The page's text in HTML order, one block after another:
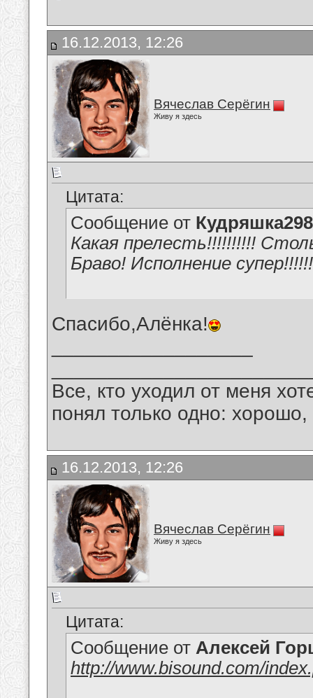
16.12.2013, 12:26
Вячеслав Серёгин
Живу я здесь
Цитата:
Сообщение от Кудряшка298
Какая прелесть!!!!!!!!!!
Браво! Исполнение
Спасибо,Алёнка!
Все, кто уходил от меня
понял только одно:
16.12.2013, 12:26
Вячеслав Серёгин
Живу я здесь
Цитата:
Сообщение от Алексей
http://www.bisound.com/